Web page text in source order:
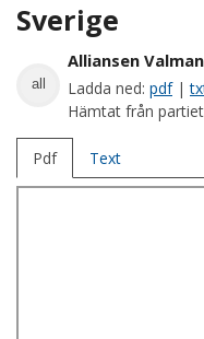
Sverige
all
Alliansen
Ladda ned: pdf|
Hämtat från
Pdf Text